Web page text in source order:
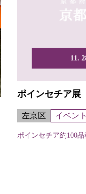
11.
ポインセチア展
左京区 イベン
ポインセチア約100